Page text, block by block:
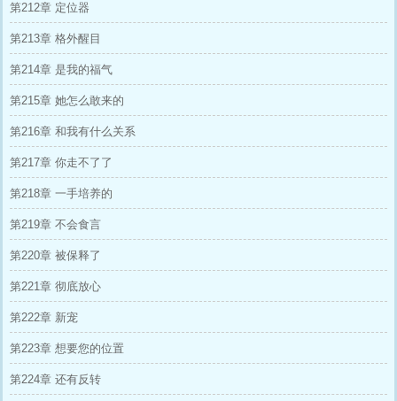
第212章 定位器
第213章 格外醒目
第214章 是我的福气
第215章 她怎么敢来的
第216章 和我有什么关系
第217章 你走不了了
第218章 一手培养的
第219章 不会食言
第220章 被保释了
第221章 彻底放心
第222章 新宠
第223章 想要您的位置
第224章 还有反转